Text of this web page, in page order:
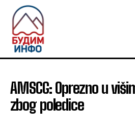
AMSCG: Oprezno u
zbog poledice